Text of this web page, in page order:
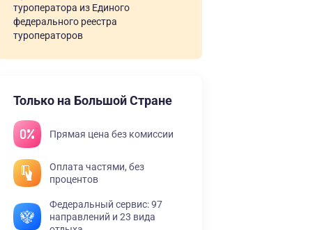
туроператора из Единого
федерального реестра
туроператоров
Только на Большой Стране
Прямая цена без комиссии
Оплата частями, без
процентов
Федеральный сервис: 97
направлений и 23 вида